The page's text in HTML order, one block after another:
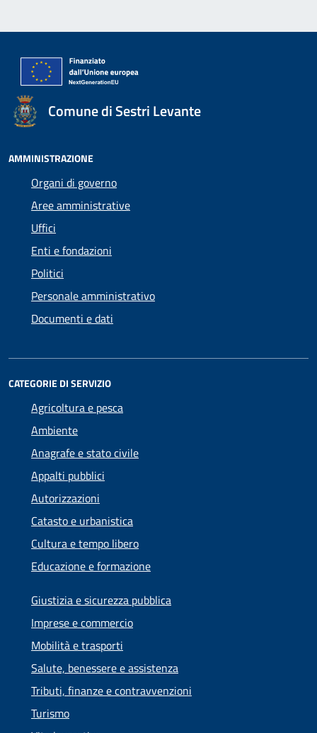
Comune di Sestri Levante
AMMINISTRAZIONE
Organi di governo
Aree amministrative
Uffici
Enti e fondazioni
Politici
Personale amministrativo
Documenti e dati
CATEGORIE DI SERVIZIO
Agricoltura e pesca
Ambiente
Anagrafe e stato civile
Appalti pubblici
Autorizzazioni
Catasto e urbanistica
Cultura e tempo libero
Educazione e formazione
Giustizia e sicurezza pubblica
Imprese e commercio
Mobilità e trasporti
Salute, benessere e assistenza
Tributi, finanze e contravvenzioni
Turismo